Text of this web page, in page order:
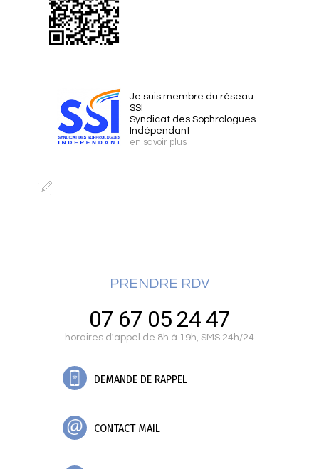
Je suis membre du réseau
SSI
Syndicat des Sophrologues
Indépendant
en savoir plus
PRENDRE RDV
07 67 05 24 47
horaires d'appel de 8h à 19h, SMS 24h/24
DEMANDE DE RAPPEL
CONTACT MAIL